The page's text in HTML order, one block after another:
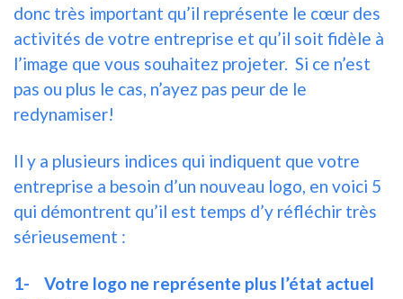
donc très important qu’il représente le cœur des
activités de votre entreprise et qu’il soit fidèle à
l’image que vous souhaitez projeter. Si ce n’est
pas ou plus le cas, n’ayez pas peur de le
redynamiser!
Il y a plusieurs indices qui indiquent que votre
entreprise a besoin d’un nouveau logo, en voici 5
qui démontrent qu’il est temps d’y réfléchir très
sérieusement :
1-
Votre logo ne représente plus l’état actuel